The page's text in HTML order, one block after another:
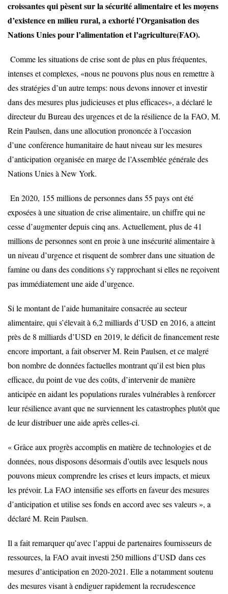
croissantes qui pèsent sur la sécurité alimentaire et les moyens
d’existence en milieu rural, a exhorté l’Organisation des
Nations Unies pour l’alimentation et l’agriculture(FAO).
Comme les situations de crise sont de plus en plus fréquentes,
intenses et complexes, «nous ne pouvons plus nous en remettre à
des stratégies d’un autre temps: nous devons innover et investir
dans des mesures plus judicieuses et plus efficaces», a déclaré le
directeur du Bureau des urgences et de la résilience de la FAO, M.
Rein Paulsen, dans une allocution prononcée à l’occasion
d’une conférence humanitaire de haut niveau sur les mesures
d’anticipation organisée en marge de l’Assemblée générale des
Nations Unies à New York.
En 2020, 155 millions de personnes dans 55 pays ont été
exposées à une situation de crise alimentaire, un chiffre qui ne
cesse d’augmenter depuis cinq ans. Actuellement, plus de 41
millions de personnes sont en proie à une insécurité alimentaire à
un niveau d’urgence et risquent de sombrer dans une situation de
famine ou dans des conditions s’y rapprochant si elles ne reçoivent
pas immédiatement une aide d’urgence.
Si le montant de l’aide humanitaire consacrée au secteur
alimentaire, qui s’élevait à 6,2 milliards d’USD en 2016, a atteint
près de 8 milliards d’USD en 2019, le déficit de financement reste
encore important, a fait observer M. Rein Paulsen, et ce malgré
bon nombre de données factuelles montrant qu’il est bien plus
efficace, du point de vue des coûts, d’intervenir de manière
anticipée en aidant les populations rurales vulnérables à renforcer
leur résilience avant que ne surviennent les catastrophes plutôt que
de leur distribuer une aide après celles-ci.
« Grâce aux progrès accomplis en matière de technologies et de
données, nous disposons désormais d’outils avec lesquels nous
pouvons mieux comprendre les crises et leurs impacts, et mieux
les prévoir. La FAO intensifie ses efforts en faveur des mesures
d’anticipation et utilise ses fonds en accord avec ses valeurs », a
déclaré M. Rein Paulsen.
Il a fait remarquer qu’avec l’appui de partenaires fournisseurs de
ressources, la FAO avait investi 250 millions d’USD dans ces
mesures d’anticipation en 2020-2021. Elle a notamment soutenu
des mesures visant à endiguer rapidement la recrudescence